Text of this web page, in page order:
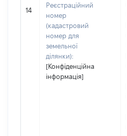
14
Реєстраційний
номер
(кадастровий
номер для
земельної
ділянки):
[Конфіденційна
інформація]